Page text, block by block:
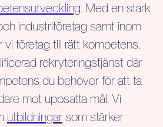
. Med en stark
industriföretag samt inom
företag till rätt kompetens.
rekryteringstjänst där
du behöver för att ta
mot uppsatta mål. Vi
utbildningar som stärker